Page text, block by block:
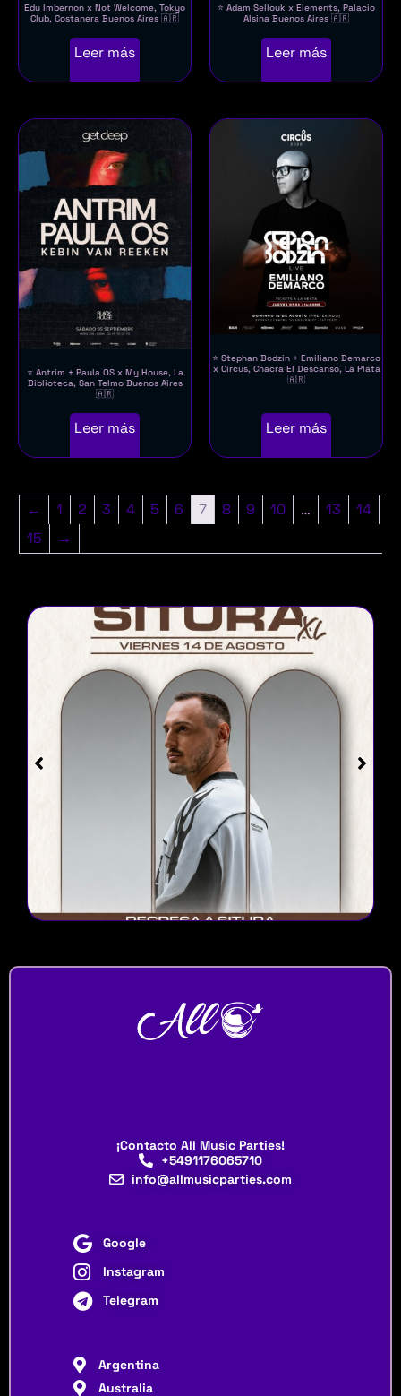
Edu Imbernon x Not Welcome, Tokyo
Club, Costanera Buenos Aires 🇦🇷
Leer más
⭐ Adam Sellouk x Elements, Palacio
Alsina Buenos Aires 🇦🇷
Leer más
⭐ Antrim + Paula OS x My House, La
Biblioteca, San Telmo Buenos Aires
🇦🇷
Leer más
⭐ Stephan Bodzin + Emiliano Demarco
x Circus, Chacra El Descanso, La Plata
🇦🇷
Leer más
← 1 2 3 4 5 6 7 8 9 10 … 13
14
15
→
¡Contacto All Music Parties!
+5491176065710
info@allmusicparties.com
Google
Instagram
Telegram
Argentina
Australia